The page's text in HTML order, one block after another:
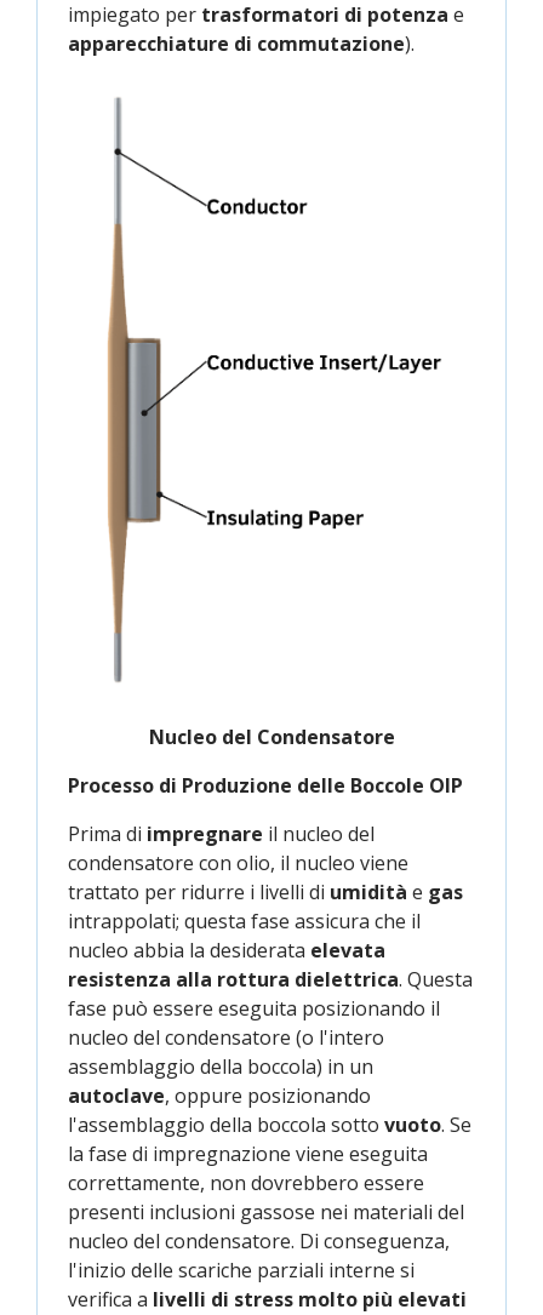
impiegato per trasformatori di potenza e
apparecchiature di commutazione).
Nucleo del Condensatore
Processo di Produzione delle Boccole OIP
Prima di impregnare il nucleo del
condensatore con olio, il nucleo viene
trattato per ridurre i livelli di umidità e gas
intrappolati; questa fase assicura che il
nucleo abbia la desiderata elevata
resistenza alla rottura dielettrica. Questa
fase può essere eseguita posizionando il
nucleo del condensatore (o l'intero
assemblaggio della boccola) in un
autoclave, oppure posizionando
l'assemblaggio della boccola sotto vuoto. Se
la fase di impregnazione viene eseguita
correttamente, non dovrebbero essere
presenti inclusioni gassose nei materiali del
nucleo del condensatore. Di conseguenza,
l'inizio delle scariche parziali interne si
verifica a livelli di stress molto più elevati